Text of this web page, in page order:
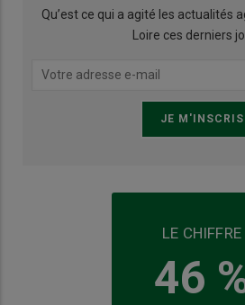
Qu’est ce qui a agité les actualités
Loire ces derniers
LE CHIFFRE
46